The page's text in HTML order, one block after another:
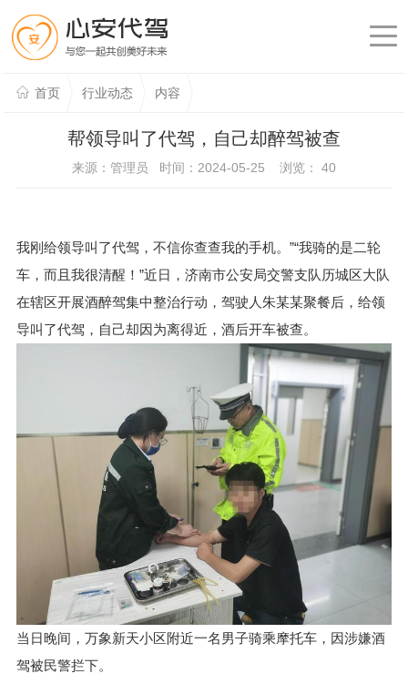
首页 行业动态 内容
帮领导叫了代驾，自己却醉驾被查
来源：管理员 时间：2024-05-25 浏览： 40
我刚给领导叫了代驾，不信你查查我的手机。”“我骑的是二轮
车，而且我很清醒！”近日，济南市公安局交警支队历城区大队
在辖区开展酒醉驾集中整治行动，驾驶人朱某某聚餐后，给领
导叫了代驾，自己却因为离得近，酒后开车被查。
当日晚间，万象新天小区附近一名男子骑乘摩托车，因涉嫌酒
驾被民警拦下。